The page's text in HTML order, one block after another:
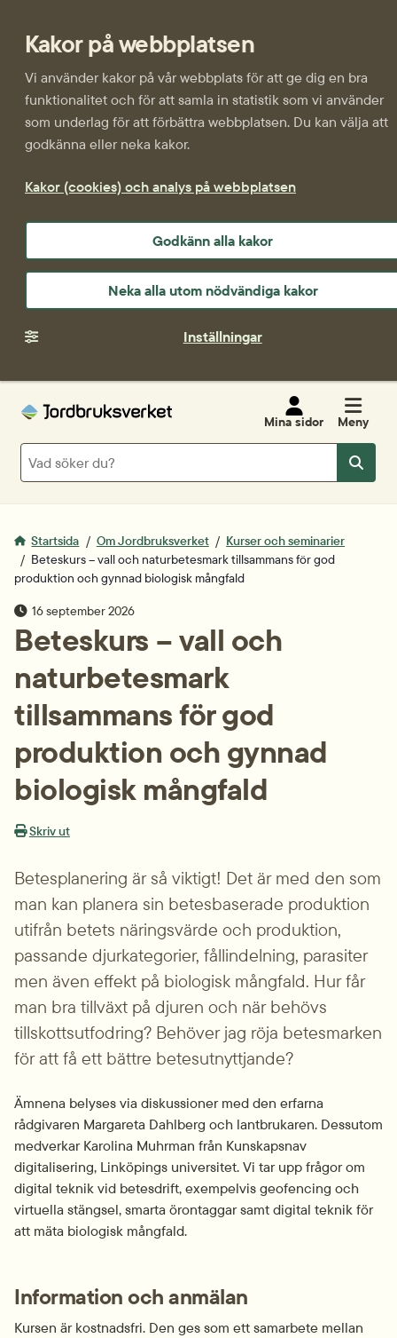
Kakor på webbplatsen
Vi använder kakor på vår webbplats för att ge dig en bra
funktionalitet och för att samla in statistik som vi använder
som underlag för att förbättra webbplatsen. Du kan välja att
godkänna eller neka kakor.
Kakor (cookies) och analys på webbplatsen
Godkänn alla kakor
Neka alla utom nödvändiga kakor
Inställningar
Mina sidor Meny
Sök
Sök
Startsida Om Jordbruksverket
Kurser och seminarier
Beteskurs – vall och naturbetesmark tillsammans för god
produktion och gynnad biologisk mångfald
publiceringsdatum
16 september 2026
Beteskurs – vall och
naturbetesmark
tillsammans för god
produktion och gynnad
biologisk mångfald
Skriv ut
Betesplanering är så viktigt! Det är med den som
man kan planera sin betesbaserade produktion
utifrån betets näringsvärde och produktion,
passande djurkategorier, fållindelning, parasiter
men även effekt på biologisk mångfald. Hur får
man bra tillväxt på djuren och när behövs
tillskottsutfodring? Behöver jag röja betesmarken
för att få ett bättre betesutnyttjande?
Ämnena belyses via diskussioner med den erfarna
rådgivaren Margareta Dahlberg och lantbrukaren. Dessutom
medverkar Karolina Muhrman från Kunskapsnav
digitalisering, Linköpings universitet. Vi tar upp frågor om
digital teknik vid betesdrift, exempelvis geofencing och
virtuella stängsel, smarta örontaggar samt digital teknik för
att mäta biologisk mångfald.
Information och anmälan
Kursen är kostnadsfri. Den ges som ett samarbete mellan